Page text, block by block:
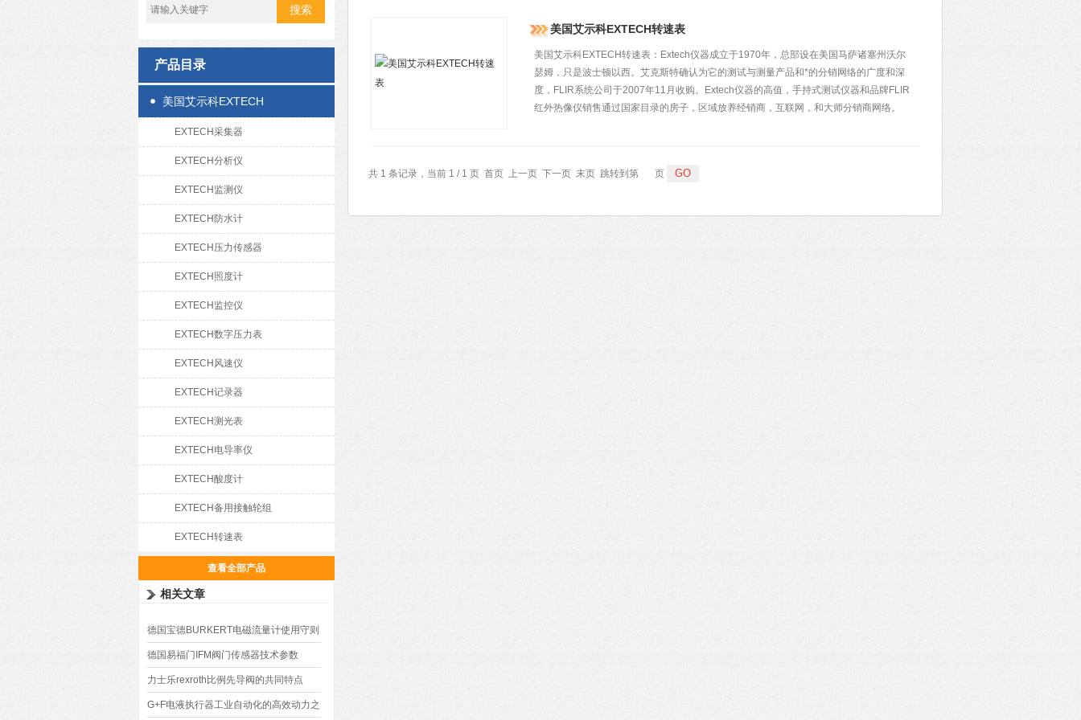
产品目录
美国艾示科EXTECH
EXTECH采集器
EXTECH分析仪
EXTECH监测仪
EXTECH防水计
EXTECH压力传感器
EXTECH照度计
EXTECH监控仪
EXTECH数字压力表
EXTECH风速仪
EXTECH记录器
EXTECH测光表
EXTECH电导率仪
EXTECH酸度计
EXTECH备用接触轮组
EXTECH转速表
查看全部产品
相关文章
德国宝德BURKERT电磁流量计使用守则
及安装技术
德国易福门IFM阀门传感器技术参数
力士乐rexroth比例先导阀的共同特点
G+F电液执行器工业自动化的高效动力之
美国艾示科EXTECH转速表
美国艾示科EXTECH转速表：Extech仪器成立于1970年，总部设在美国马萨诸塞州沃尔
瑟姆，只是波士顿以西。艾克斯特确认为它的测试与测量产品和*的分销网络的广度和深
度，FLIR系统公司于2007年11月收购。Extech仪器的高值，手持式测试仪器和品牌FLIR
红外热像仪销售通过国家目录的房子，区域放养经销商，互联网，和大师分销商网络。
共 1 条记录，当前 1 / 1 页 首页 上一页 下一页 末页 跳转到第 页